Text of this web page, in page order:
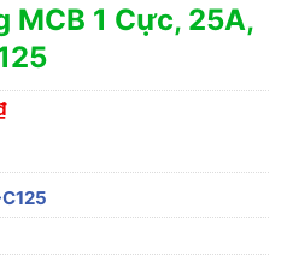
MCB 1 Cực, 25A,